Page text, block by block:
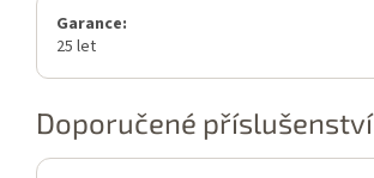
Garance:
25 let
Doporučené příslušenství